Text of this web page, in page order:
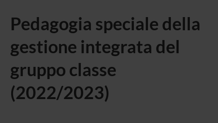
Pedagogia speciale della
gestione integrata del
gruppo classe
(2022/2023)